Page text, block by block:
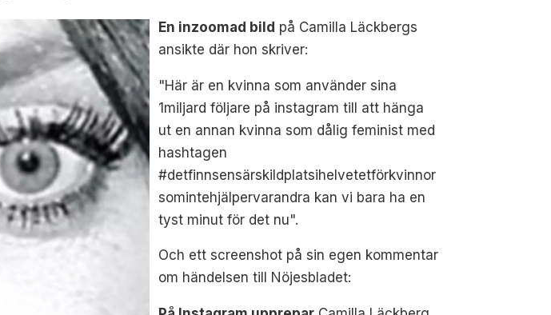
En inzoomad bild på Camilla Läckbergs
ansikte där hon skriver:
"Här är en kvinna som använder sina
1miljard följare på instagram till att hänga
ut en annan kvinna som dålig feminist med
hashtagen
#detfinnsensärskildplatsihelvetetförkvinnor
somintehjälpervarandra kan vi bara ha en
tyst minut för det nu".
Och ett screenshot på sin egen kommentar
om händelsen till Nöjesbladet: